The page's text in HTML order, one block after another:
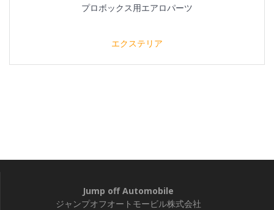
プロボックス用エアロパーツ
エクステリア
Jump off Automobile
ジャンプオフオートモービル株式会社